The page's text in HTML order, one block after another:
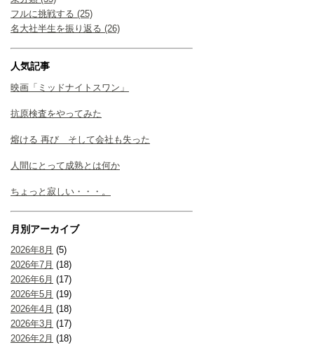
フルに挑戦する (25)
名大社半生を振り返る (26)
人気記事
映画「ミッドナイトスワン」
抗原検査をやってみた
熔ける 再び そして会社も失った
人間にとって成熟とは何か
ちょっと寂しい・・・。
月別アーカイブ
2026年8月 (5)
2026年7月 (18)
2026年6月 (17)
2026年5月 (19)
2026年4月 (18)
2026年3月 (17)
2026年2月 (18)